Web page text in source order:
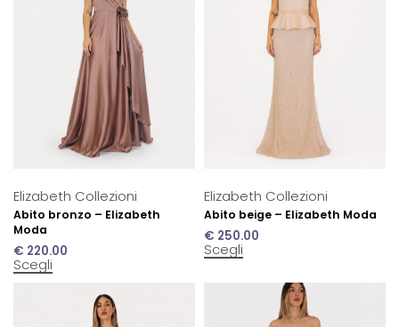
Elizabeth Collezioni
Abito bronzo – Elizabeth
Moda
€ 220.00
Scegli
Elizabeth Collezioni
Abito beige – Elizabeth Moda
€ 250.00
Scegli